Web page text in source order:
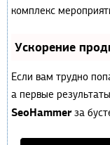
комплекс
Ускорение
Если вам трудно
а первые
SeoHammerза